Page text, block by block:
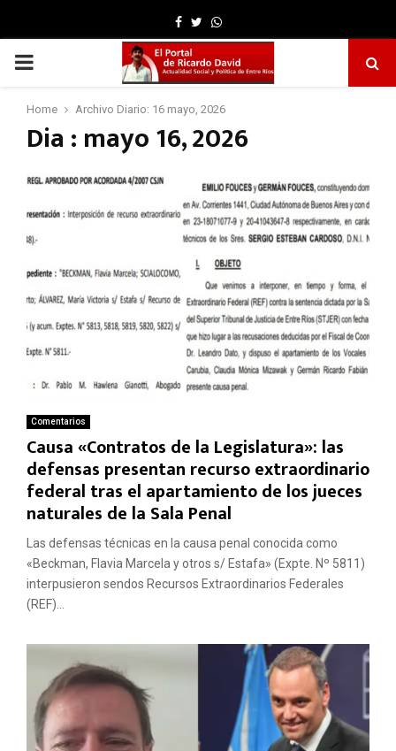
Facebook
TwitterWhatsapp
PRIMARY
MENU
Home Archivo Diario: 16 mayo, 2026
Dia : mayo 16, 2026
Comentarios
Causa «Contratos de la Legislatura»: las
defensas presentan recurso extraordinario
federal tras el apartamiento de los jueces
naturales de la Sala Penal
Las defensas técnicas en la causa penal conocida como
«Beckman, Flavia Marcela y otros s/ Estafa» (Expte. Nº 5811)
interpusieron sendos Recursos Extraordinarios Federales
(REF)...